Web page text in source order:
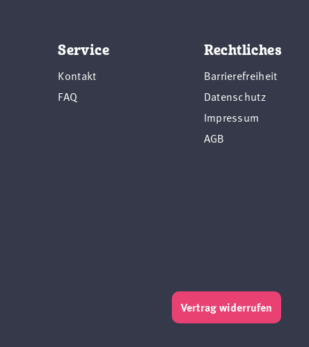
Vertrag widerrufen
Service
Kontakt
FAQ
Rechtliches
Barrierefreiheit
Datenschutz
Impressum
AGB